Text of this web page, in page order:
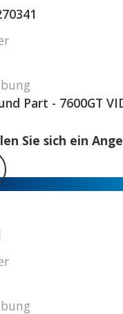
Part - 7600GT
Sie sich ein